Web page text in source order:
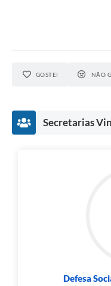
GOSTEI NÃO
Secretarias
Defesa